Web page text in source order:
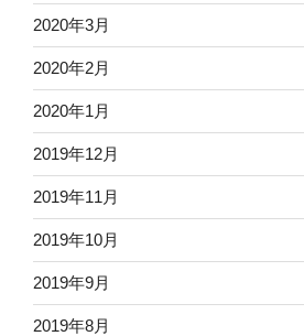
2020年3月
2020年2月
2020年1月
2019年12月
2019年11月
2019年10月
2019年9月
2019年8月